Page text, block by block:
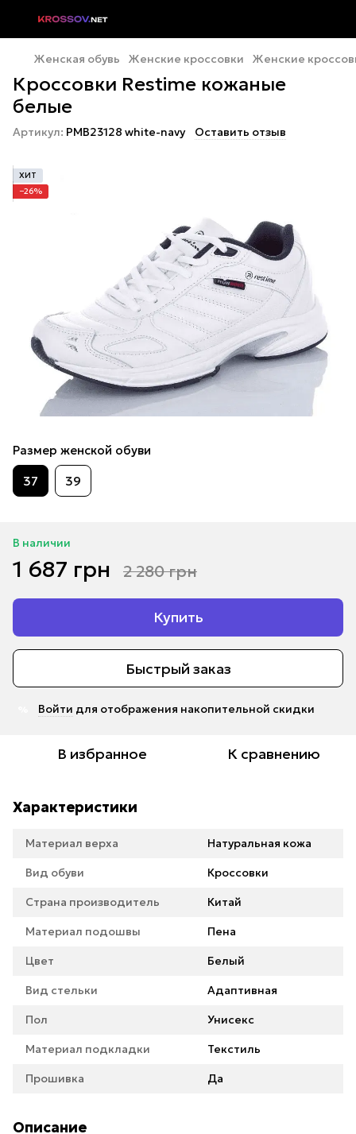
Женская обувь Женские кроссовки Женские
Кроссовки Restime кожаные
белые
Артикул: PMB23128 white-navy Оставить отзыв
ХИТ
−26%
Размер женской обуви
37 39
В наличии
1 687 грн 2 280 грн
Купить
Быстрый заказ
Войти для отображения накопительной скидки
В избранное К сравнению
Характеристики
Материал верха Натуральная кожа
Вид обуви Кроссовки
Страна производитель Китай
Материал подошвы Пена
Цвет Белый
Вид стельки Адаптивная
Пол Унисекс
Материал подкладки Текстиль
Прошивка Да
Описание